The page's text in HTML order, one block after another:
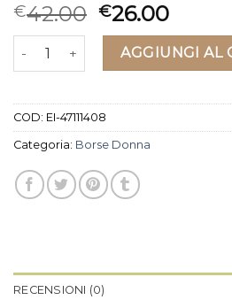
€42.00 €26.00
borse donna quantitàAGGIUNGI AL
COD: EI-47111408
Categoria: Borse Donna
RECENSIONI (0)